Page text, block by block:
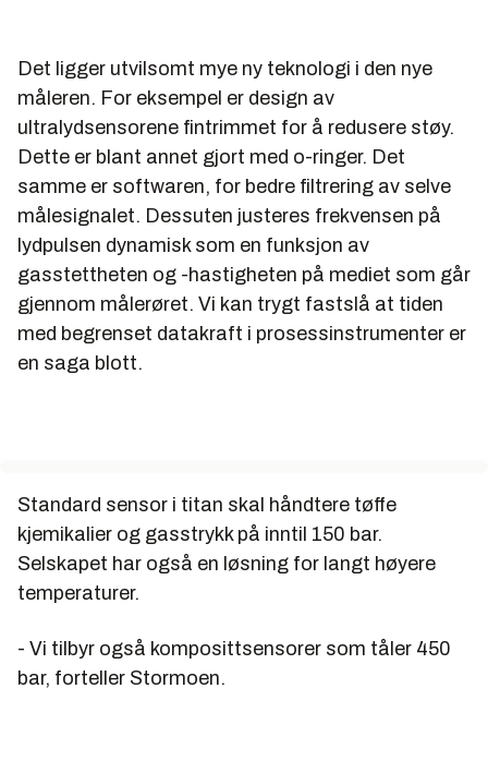
Det ligger utvilsomt mye ny teknologi i den nye
måleren. For eksempel er design av
ultralydsensorene fintrimmet for å redusere støy.
Dette er blant annet gjort med o-ringer. Det
samme er softwaren, for bedre filtrering av selve
målesignalet. Dessuten justeres frekvensen på
lydpulsen dynamisk som en funksjon av
gasstettheten og -hastigheten på mediet som går
gjennom målerøret. Vi kan trygt fastslå at tiden
med begrenset datakraft i prosessinstrumenter er
en saga blott.
Standard sensor i titan skal håndtere tøffe
kjemikalier og gasstrykk på inntil 150 bar.
Selskapet har også en løsning for langt høyere
temperaturer.
- Vi tilbyr også komposittsensorer som tåler 450
bar, forteller Stormoen.